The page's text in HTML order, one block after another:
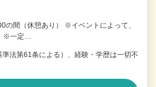
の間（休憩あり） ※イベントによって、
※一定…
法第61条による）、経験・学歴は一切不